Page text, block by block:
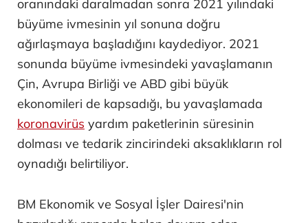
oranındaki daralmadan sonra 2021 yılındaki
büyüme ivmesinin yıl sonuna doğru
ağırlaşmaya başladığını kaydediyor. 2021
sonunda büyüme ivmesindeki yavaşlamanın
Çin, Avrupa Birliği ve ABD gibi büyük
ekonomileri de kapsadığı, bu yavaşlamada
koronavirüs yardım paketlerinin süresinin
dolması ve tedarik zincirindeki aksaklıkların rol
oynadığı belirtiliyor.
BM Ekonomik ve Sosyal İşler Dairesi'nin